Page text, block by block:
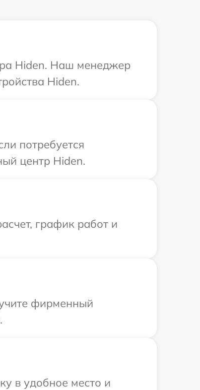
Hiden. Наш менеджер
Hiden.
потребуется
центр Hiden.
график работ и
фирменный
в удобное место и